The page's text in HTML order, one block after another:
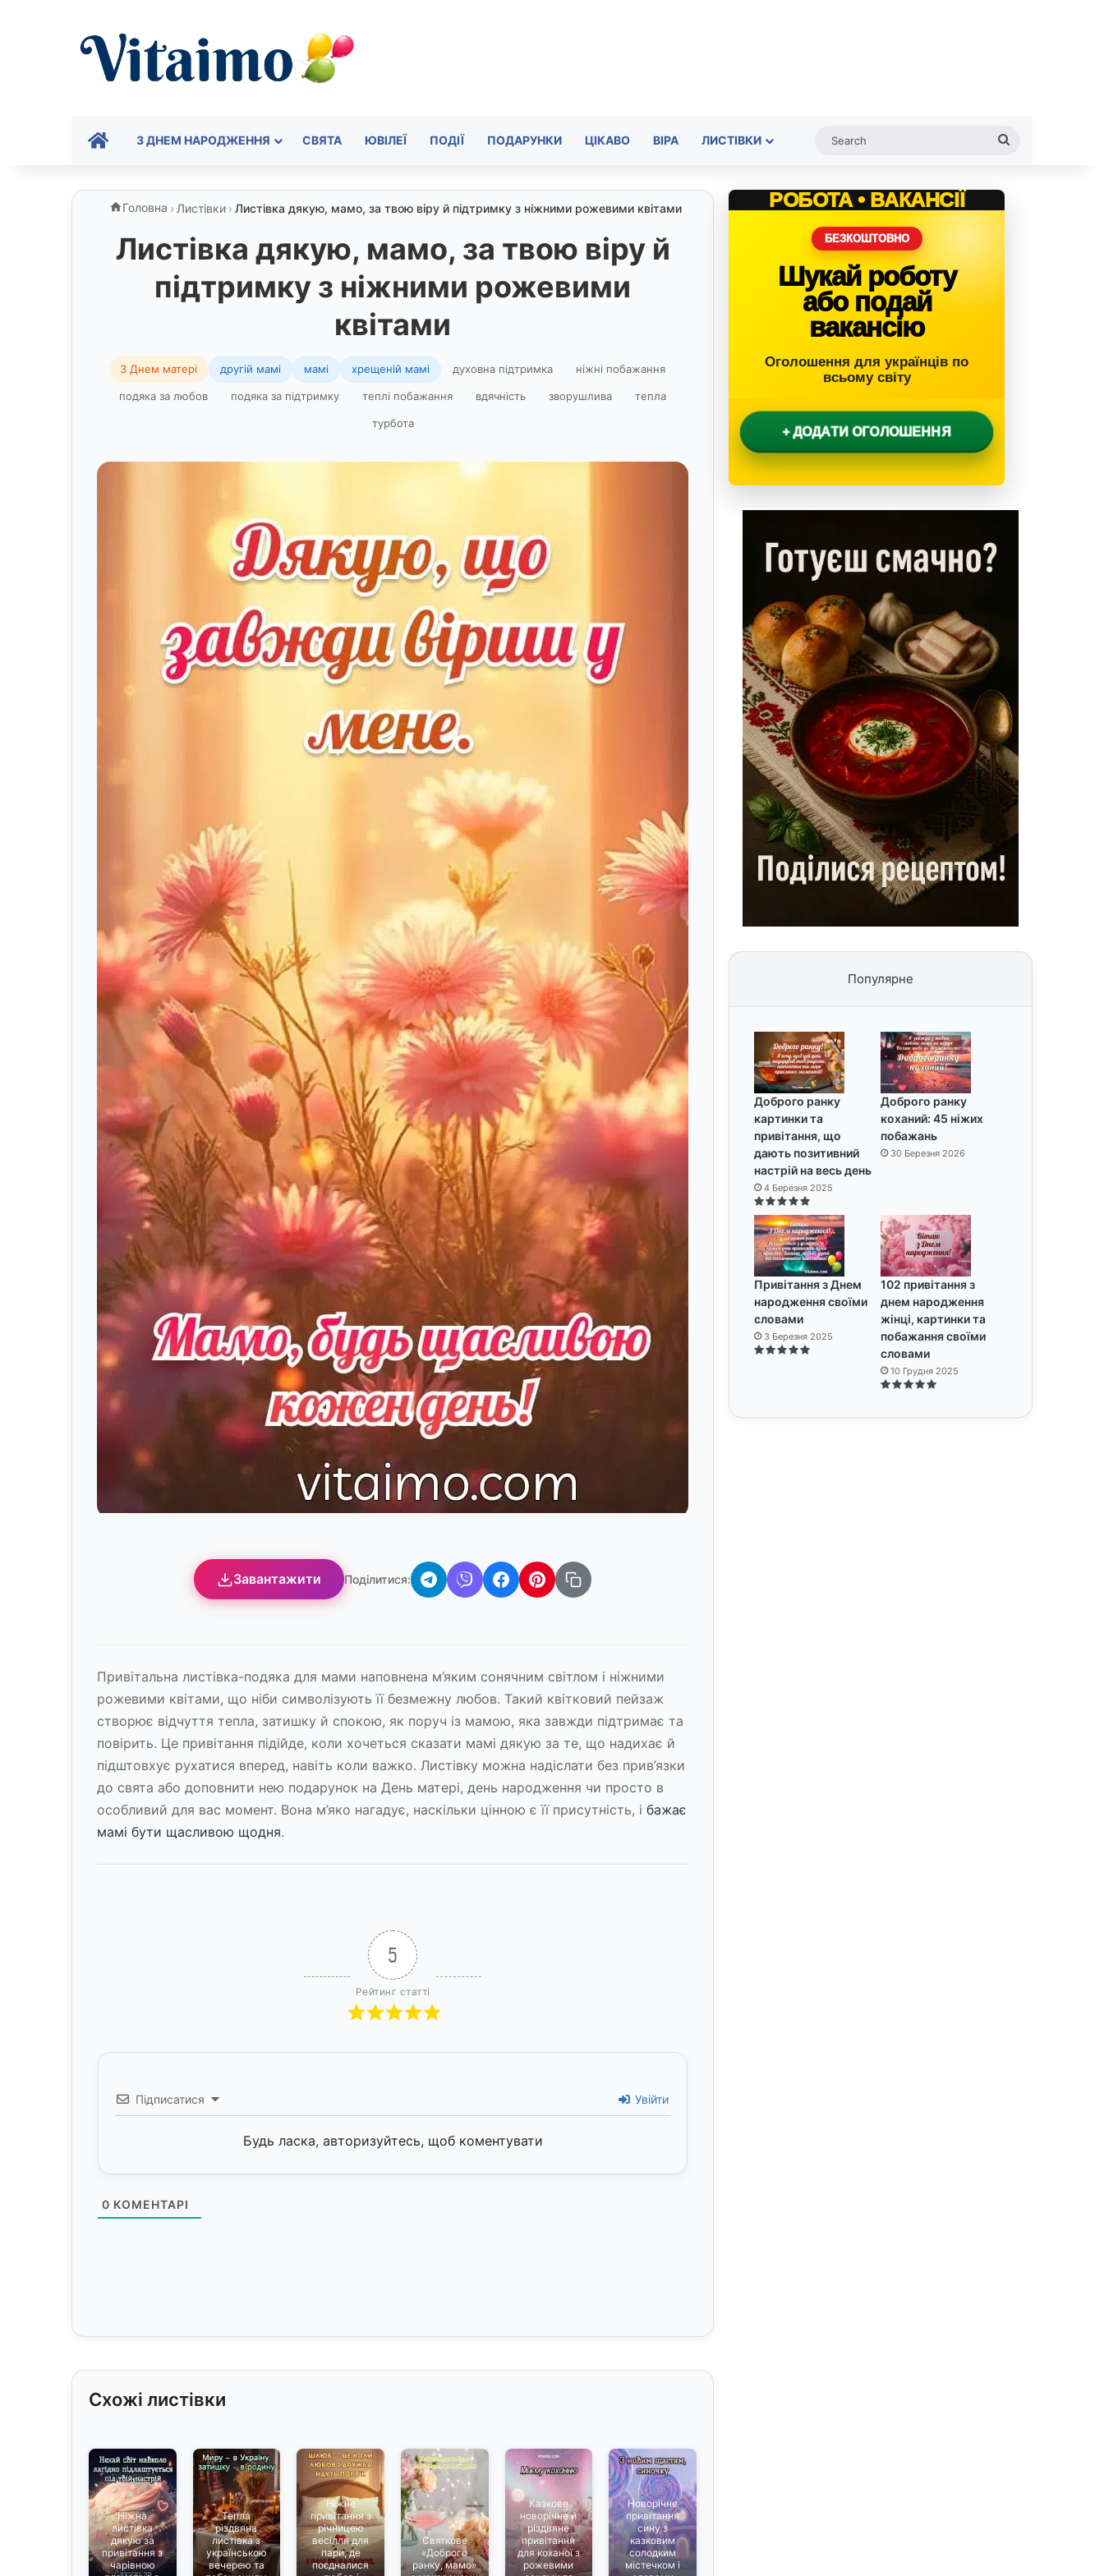
ГОЛОВНАЗ ДНЕМ НАРОДЖЕННЯ СВЯТА ЮВІЛЕЇ ПОДІЇ ПОДАРУНКИ ЦІКАВО ВІРА ЛИСТІВКИ
Головна › Листівки › Листівка дякую, мамо, за твою віру й підтримку з ніжними рожевими квітами
Листівка дякую, мамо, за твою віру й
підтримку з ніжними рожевими
квітами
З Днем матері другій мамі мамі хрещеній мамі духовна підтримка ніжні побажання
подяка за любов подяка за підтримку теплі побажання вдячність зворушлива тепла
турбота
Завантажити Поділитися:
Привітальна листівка-подяка для мами наповнена м’яким сонячним світлом і ніжними
рожевими квітами, що ніби символізують її безмежну любов. Такий квітковий пейзаж
створює відчуття тепла, затишку й спокою, як поруч із мамою, яка завжди підтримає та
повірить. Це привітання підійде, коли хочеться сказати мамі дякую за те, що надихає й
підштовхує рухатися вперед, навіть коли важко. Листівку можна надіслати без прив’язки
до свята або доповнити нею подарунок на День матері, день народження чи просто в
особливий для вас момент. Вона м’яко нагадує, наскільки цінною є її присутність, і бажає
мамі бути щасливою щодня.
5
Рейтинг статті
Підписатися Увійти
Будь ласка, авторизуйтесь, щоб коментувати
0 КОМЕНТАРІ
Схожі листівки
Ніжна
листівка
дякую за
привітання з
чарівною
Тепла
різдвяна
листівка з
українською
вечерею та
Ніжне
привітання з
річницею
весілля для
пари, де
поєдналися
Святкове
«Доброго
ранку, мамо»
Казкове
новорічне й
різдвяне
привітання
для коханої з
рожевими
Новорічне
привітання
сину з
казковим
солодким
містечком і
РОБОТА • ВАКАНСІЇ
БЕЗКОШТОВНО
Шукай роботу
або подай
вакансію
Оголошення для українців по
всьому світу
+ ДОДАТИ ОГОЛОШЕННЯ
Популярне
Доброго ранку
картинки та
привітання, що
дають позитивний
настрій на весь день
4 Березня 2025
Доброго ранку
коханий: 45 ніжих
побажань
30 Березня 2026
Привітання з Днем
народження своїми
словами
3 Березня 2025
102 привітання з
днем народження
жінці, картинки та
побажання своїми
словами
10 Грудня 2025